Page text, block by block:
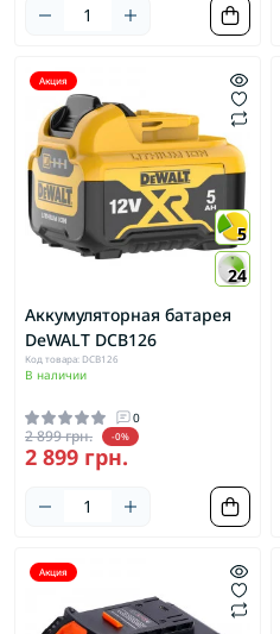
Акция
5
24
Аккумуляторная батарея
DeWALT DCB126
Код товара: DCB126
В наличии
0
2 899 грн. -0%
2 899 грн.
Акция